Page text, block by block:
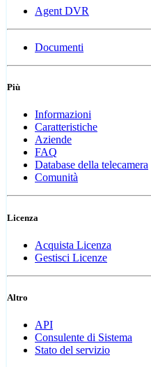
Agent DVR
Documenti
Più
Informazioni
Caratteristiche
Aziende
FAQ
Database della telecamera
Comunità
Licenza
Acquista Licenza
Gestisci Licenze
Altro
API
Consulente di Sistema
Stato del servizio